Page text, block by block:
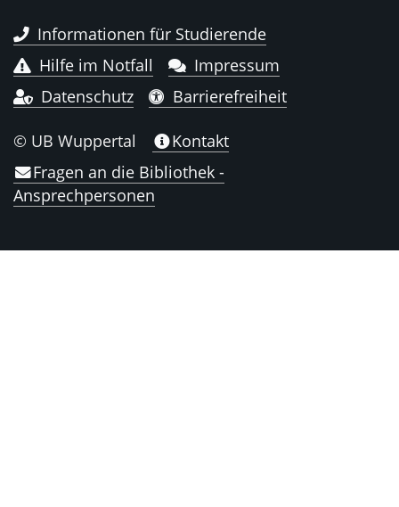
Informationen für Studierende
Hilfe im Notfall
Impressum
Datenschutz
Barrierefreiheit
© UB Wuppertal
Kontakt
Fragen an die Bibliothek -
Ansprechpersonen